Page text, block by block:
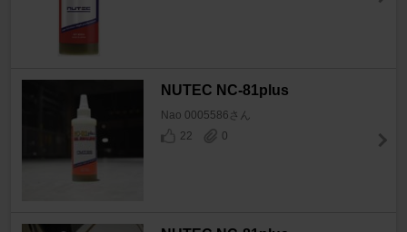
NUTEC NC-81plus
Nao 0005586さん
22
0